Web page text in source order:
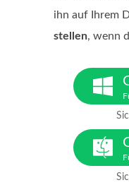
ihn auf Ihrem
stellen, wenn